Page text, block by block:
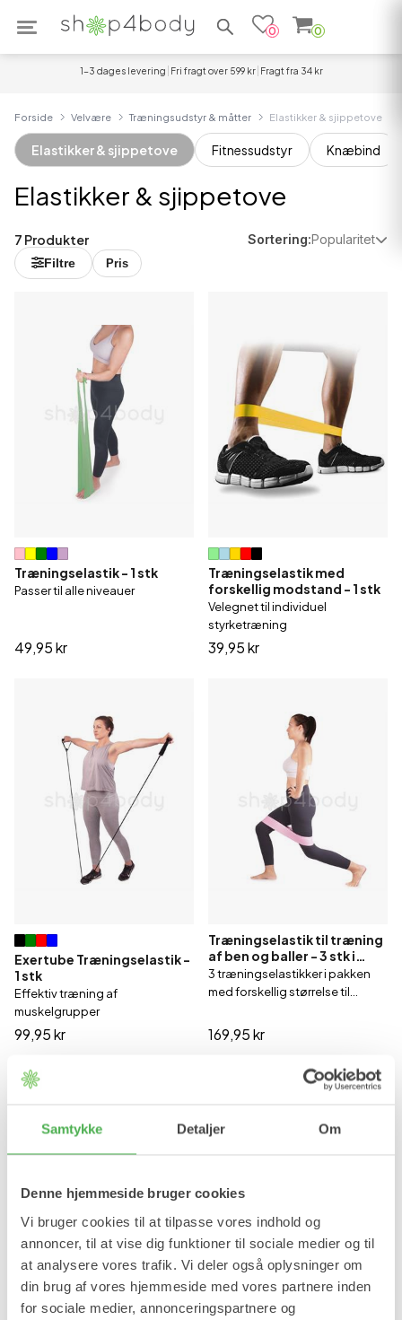
Samtykke Detaljer Om
Denne hjemmeside bruger cookies
Vi bruger cookies til at tilpasse vores indhold og
annoncer, til at vise dig funktioner til sociale medier og til
at analysere vores trafik. Vi deler også oplysninger om
din brug af vores hjemmeside med vores partnere inden
for sociale medier, annonceringspartnere og
Søg efter produkter
0 0
1-3 dages levering Fri fragt over 599 kr Fragt fra 34 kr
Forside Velvære Træningsudstyr & måtter Elastikker & sjippetove
Elastikker & sjippetove Fitnessudstyr Knæbind
Elastikker & sjippetove
7 Produkter
Filtre Pris
Sortering:Popularitet
Træningselastik - 1 stk
Passer til alle niveauer
49,95 kr
Træningselastik med
forskellig modstand - 1 stk
Velegnet til individuel
styrketræning
39,95 kr
Exertube Træningselastik -
1 stk
Effektiv træning af
muskelgrupper
99,95 kr
Træningselastik til træning
af ben og baller - 3 stk i
pakken
3 træningselastikker i pakken
med forskellig størrelse til
169,95 kr